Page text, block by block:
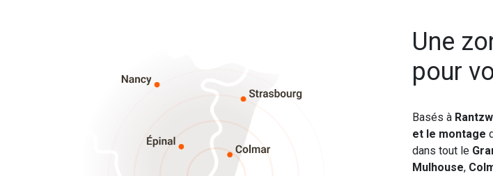
Une
pour
Basés à
et le montage
dans tout le
Mulhouse,